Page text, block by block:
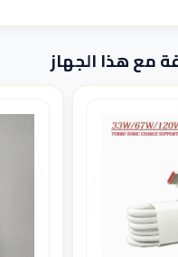
مع هذا الجهاز